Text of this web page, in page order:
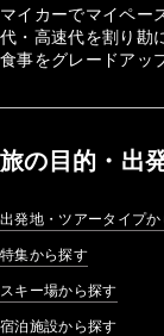
マイカーでマイペー
代・高速代を割り勘
食事をグレードアッ
旅の目的・出
出発地・ツアータイプか
特集から探す
スキー場から探す
宿泊施設から探す